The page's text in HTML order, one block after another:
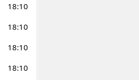
18:10
18:10
18:10
18:10